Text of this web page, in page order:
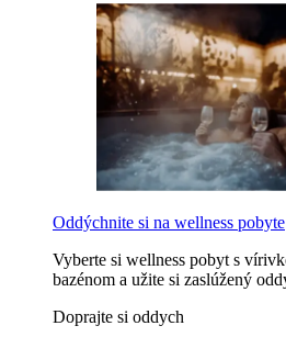
Oddýchnite si na wellness pobyte
Vyberte si wellness pobyt s
bazénom a užite si zaslúžený
Doprajte si oddych